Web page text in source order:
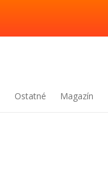
Ostatné Magazín